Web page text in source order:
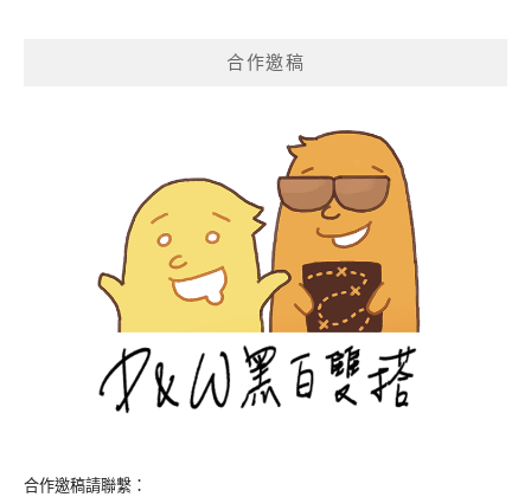
合作邀稿
合作邀稿請聯繫：